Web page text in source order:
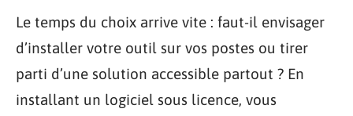
Le temps du choix arrive vite : faut-il envisager
d’installer votre outil sur vos postes ou tirer
parti d’une solution accessible partout ? En
installant un logiciel sous licence, vous